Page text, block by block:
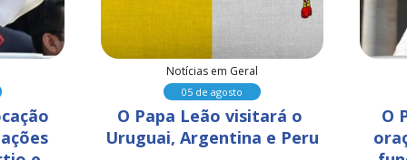
Notícias em Geral
05 de agosto
O Papa Leão visitará o
Uruguai, Argentina e Peru
O